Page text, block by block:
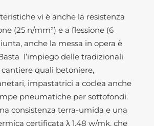
vi è anche la resistenza
(25 n/mm²) e a flessione (6
anche la messa in opera è
l’impiego delle tradizionali
quali betoniere,
impastatrici a coclea anche
pneumatiche per sottofondi.
consistenza terra-umida e una
certificata λ 1,48 w/mk, che